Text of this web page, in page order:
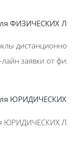
ФИЗИЧЕСКИХ
заявки от
ЮРИДИЧЕСКИХ
ЮРИДИЧЕСКИХ